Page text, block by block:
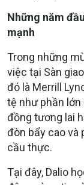
Những năm
mạnh
Trong những
việc tại Sàn
đó là Merrill
tệ như phần lớn
đồng tương lai
đòn bẩy cao và
cầu thực.
Tại đây, Dalio